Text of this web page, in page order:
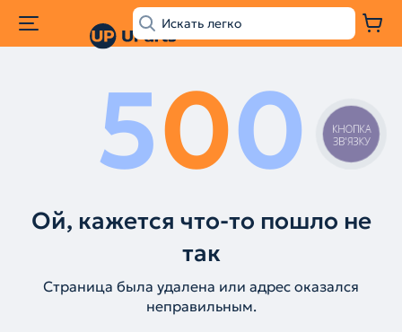
500
Ой, кажется что-то пошло не
так
Страница была удалена или адрес оказался
неправильным.
КНОПКА
ЗВ'ЯЗКУ